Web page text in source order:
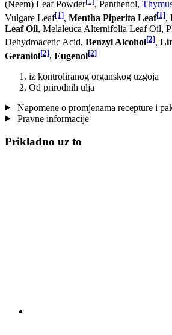
(Neem) Leaf Powder , Panthenol,
Vulgare Leaf[1], Mentha Piperita Leaf[1],
Leaf Oil, Melaleuca Alternifolia Leaf Oil,
Dehydroacetic Acid, Benzyl Alcohol[2],
Geraniol[2], Eugenol[2]
iz kontroliranog organskog uzgoja
Od prirodnih ulja
Napomene o promjenama recepture i
Pravne informacije
Prikladno uz to